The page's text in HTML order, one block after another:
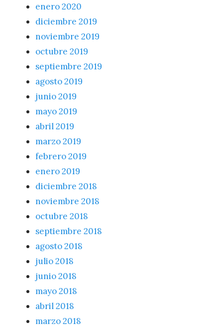
enero 2020
diciembre 2019
noviembre 2019
octubre 2019
septiembre 2019
agosto 2019
junio 2019
mayo 2019
abril 2019
marzo 2019
febrero 2019
enero 2019
diciembre 2018
noviembre 2018
octubre 2018
septiembre 2018
agosto 2018
julio 2018
junio 2018
mayo 2018
abril 2018
marzo 2018